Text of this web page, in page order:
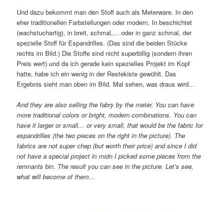
Und dazu bekommt man den Stoff auch als Meterware. In den
eher traditionellen Farbstellungen oder modern. In beschichtet
(wachstuchartig), in breit, schmal,… oder in ganz schmal, der
spezielle Stoff für Espandrilles. (Das sind die beiden Stücke
rechts im Bild.) Die Stoffe sind nicht superbillig (sondern ihren
Preis wert) und da ich gerade kein spezielles Projekt im Kopf
hatte, habe ich ein wenig in der Restekiste gewühlt. Das
Ergebnis sieht man oben im Bild. Mal sehen, was draus wird…
And they are also selling the fabry by the meter. You can have
more traditional colors or bright, modern combinations. You can
have it larger or small… or very small, that would be the fabric for
espandrilles (the two pieces on the right in the picture). The
fabrics are not super chep (but worth their price) and since I did
not have a special project in midn I picked some pieces from the
remnants bin. The result you can see in the picture. Let’s see,
what will become of them…